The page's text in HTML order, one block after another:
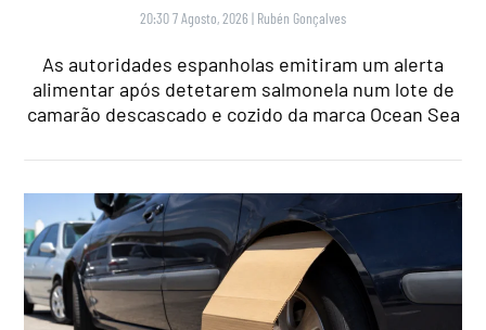
20:30 7 Agosto, 2026 | Rubén Gonçalves
As autoridades espanholas emitiram um alerta
alimentar após detetarem salmonela num lote de
camarão descascado e cozido da marca Ocean Sea